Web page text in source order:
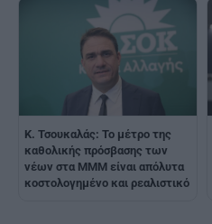
Κ. Τσουκαλάς: Το μέτρο της
καθολικής πρόσβασης των
νέων στα ΜΜΜ είναι απόλυτα
κοστολογημένο και ρεαλιστικό